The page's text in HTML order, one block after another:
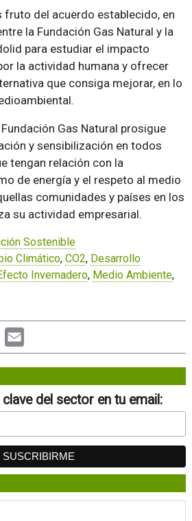
fruto del acuerdo establecido, en
la Fundación Gas Natural y la
para estudiar el impacto
la actividad humana y ofrecer
que consiga mejorar, en lo
Gas Natural prosigue
y sensibilización en todos
tengan relación con la
de energía y el respeto al medio
comunidades y países en los
su actividad empresarial.
Sostenible
Climático, CO2, Desarrollo
Invernadero, Medio Ambiente,
Email
del sector en tu email: